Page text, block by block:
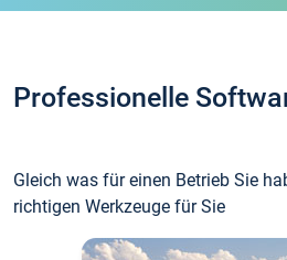
Professionelle
Gleich was für einen Betrieb Sie
richtigen Werkzeuge für Sie